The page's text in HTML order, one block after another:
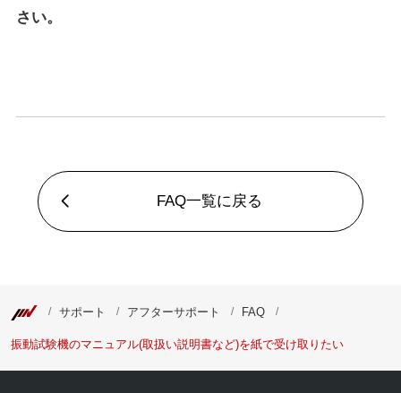
さい。
FAQ一覧に戻る
サポート アフターサポート FAQ
振動試験機のマニュアル(取扱い説明書など)を紙で受け取りたい